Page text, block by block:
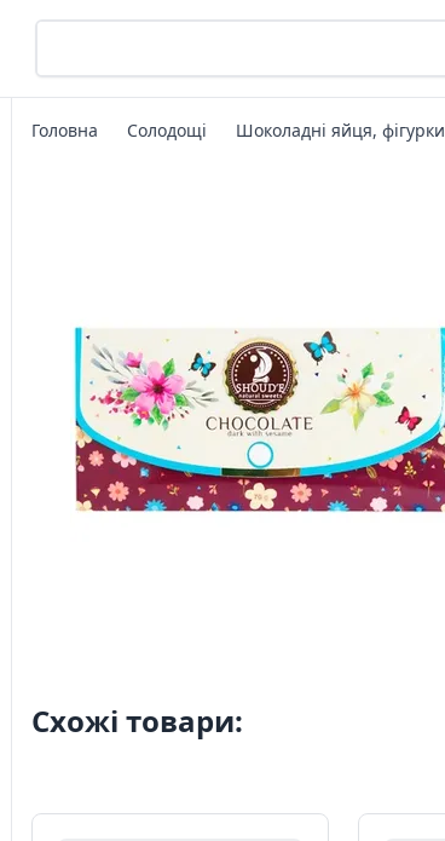
Головна Солодощі Шоколадні яйця, фігурки
Схожі товари: